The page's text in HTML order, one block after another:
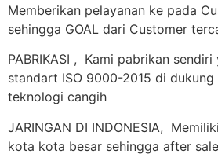
Memberikan pelayanan ke pada
sehingga GOAL dari Customer
PABRIKASI , Kami pabrikan sendiri
standart ISO 9000-2015 di dukung
teknologi cangih
JARINGAN DI INDONESIA,
kota kota besar sehingga after